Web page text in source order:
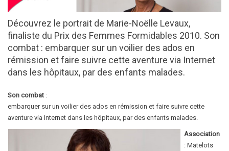
Découvrez le portrait de Marie-Noëlle Levaux,
finaliste du Prix des Femmes Formidables 2010. Son
combat : embarquer sur un voilier des ados en
rémission et faire suivre cette aventure via Internet
dans les hôpitaux, par des enfants malades.
Son combat :
embarquer sur un voilier des ados en rémission et faire suivre cette
aventure via Internet dans les hôpitaux, par des enfants malades.
Association
: Matelots